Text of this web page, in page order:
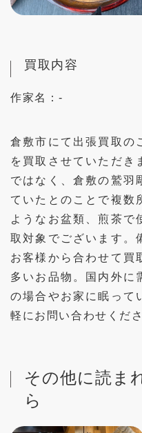
買取内容
作家名：-
倉敷市にて出張買取の
を買取させていただき
ではなく、倉敷の鷲羽
ていたとのことで複数
ようなお盆類、煎茶で
取対象でございます。
お客様から合わせて買
多いお品物。国内外に
の場合やお家に眠って
軽にお問い合わせくださ
その他に読ま
ら